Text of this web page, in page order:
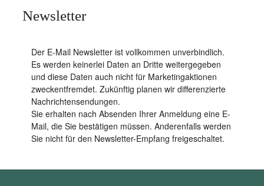
Newsletter
Der E-Mail Newsletter ist vollkommen unverbindlich.
Es werden keinerlei Daten an Dritte weitergegeben
und diese Daten auch nicht für Marketingaktionen
zweckentfremdet. Zukünftig planen wir differenzierte
Nachrichtensendungen.
Sie erhalten nach Absenden Ihrer Anmeldung eine E-
Mail, die Sie bestätigen müssen. Anderenfalls werden
Sie nicht für den Newsletter-Empfang freigeschaltet.